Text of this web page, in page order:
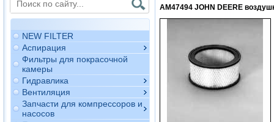
NEW FILTER
Аспирация
Фильтры для покрасочной
камеры
Гидравлика
Вентиляция
Запчасти для компрессоров и
насосов
AM47494 JOHN DEERE